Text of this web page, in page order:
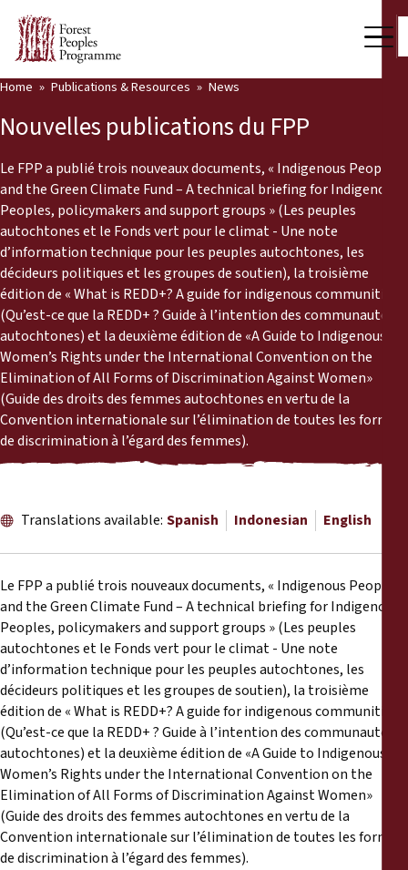
Who we are
Press Room
Support Us
Our Work
Community Voices
Partners & Countries
Latest News
Publications & Resources
Back
Publications & Resources
News
Reports
Press Releases
Training Materials
Legal Submissions
Declarations
Annual Reports
Home Publications & Resources News
Nouvelles publications du FPP
Le FPP a publié trois nouveaux documents, « Indigenous Peoples
and the Green Climate Fund – A technical briefing for Indigenous
Peoples, policymakers and support groups » (Les peuples
autochtones et le Fonds vert pour le climat - Une note
d’information technique pour les peuples autochtones, les
décideurs politiques et les groupes de soutien), la troisième
édition de « What is REDD+? A guide for indigenous communities »
(Qu’est-ce que la REDD+ ? Guide à l’intention des communautés
autochtones) et la deuxième édition de «A Guide to Indigenous
Women’s Rights under the International Convention on the
Elimination of All Forms of Discrimination Against Women»
(Guide des droits des femmes autochtones en vertu de la
Convention internationale sur l’élimination de toutes les formes
de discrimination à l’égard des femmes).
Translations available: Spanish Indonesian English
Le FPP a publié trois nouveaux documents, « Indigenous Peoples
and the Green Climate Fund – A technical briefing for Indigenous
Peoples, policymakers and support groups » (Les peuples
autochtones et le Fonds vert pour le climat - Une note
d’information technique pour les peuples autochtones, les
décideurs politiques et les groupes de soutien), la troisième
édition de « What is REDD+? A guide for indigenous communities »
(Qu’est-ce que la REDD+ ? Guide à l’intention des communautés
autochtones) et la deuxième édition de «A Guide to Indigenous
Women’s Rights under the International Convention on the
Elimination of All Forms of Discrimination Against Women»
(Guide des droits des femmes autochtones en vertu de la
Convention internationale sur l’élimination de toutes les formes
de discrimination à l’égard des femmes).